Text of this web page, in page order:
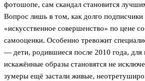
фотошопе, сам скандал становится
Вопрос лишь в том, как долго подписчики
«искусственное совершенство» по цене
самооценки. Особенно тревожит
— дети, родившиеся после 2010 года, для
искажённые образы становятся не
зумеры ещё застали живые,